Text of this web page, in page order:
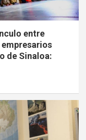
entre
de Sinaloa: